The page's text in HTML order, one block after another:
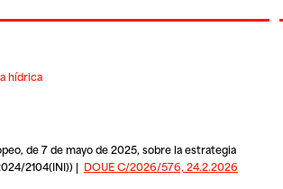
hídrica
de 7 de mayo de 2025, sobre la estrategia
2104(INI)) | DOUE C/2026/576, 24.2.2026